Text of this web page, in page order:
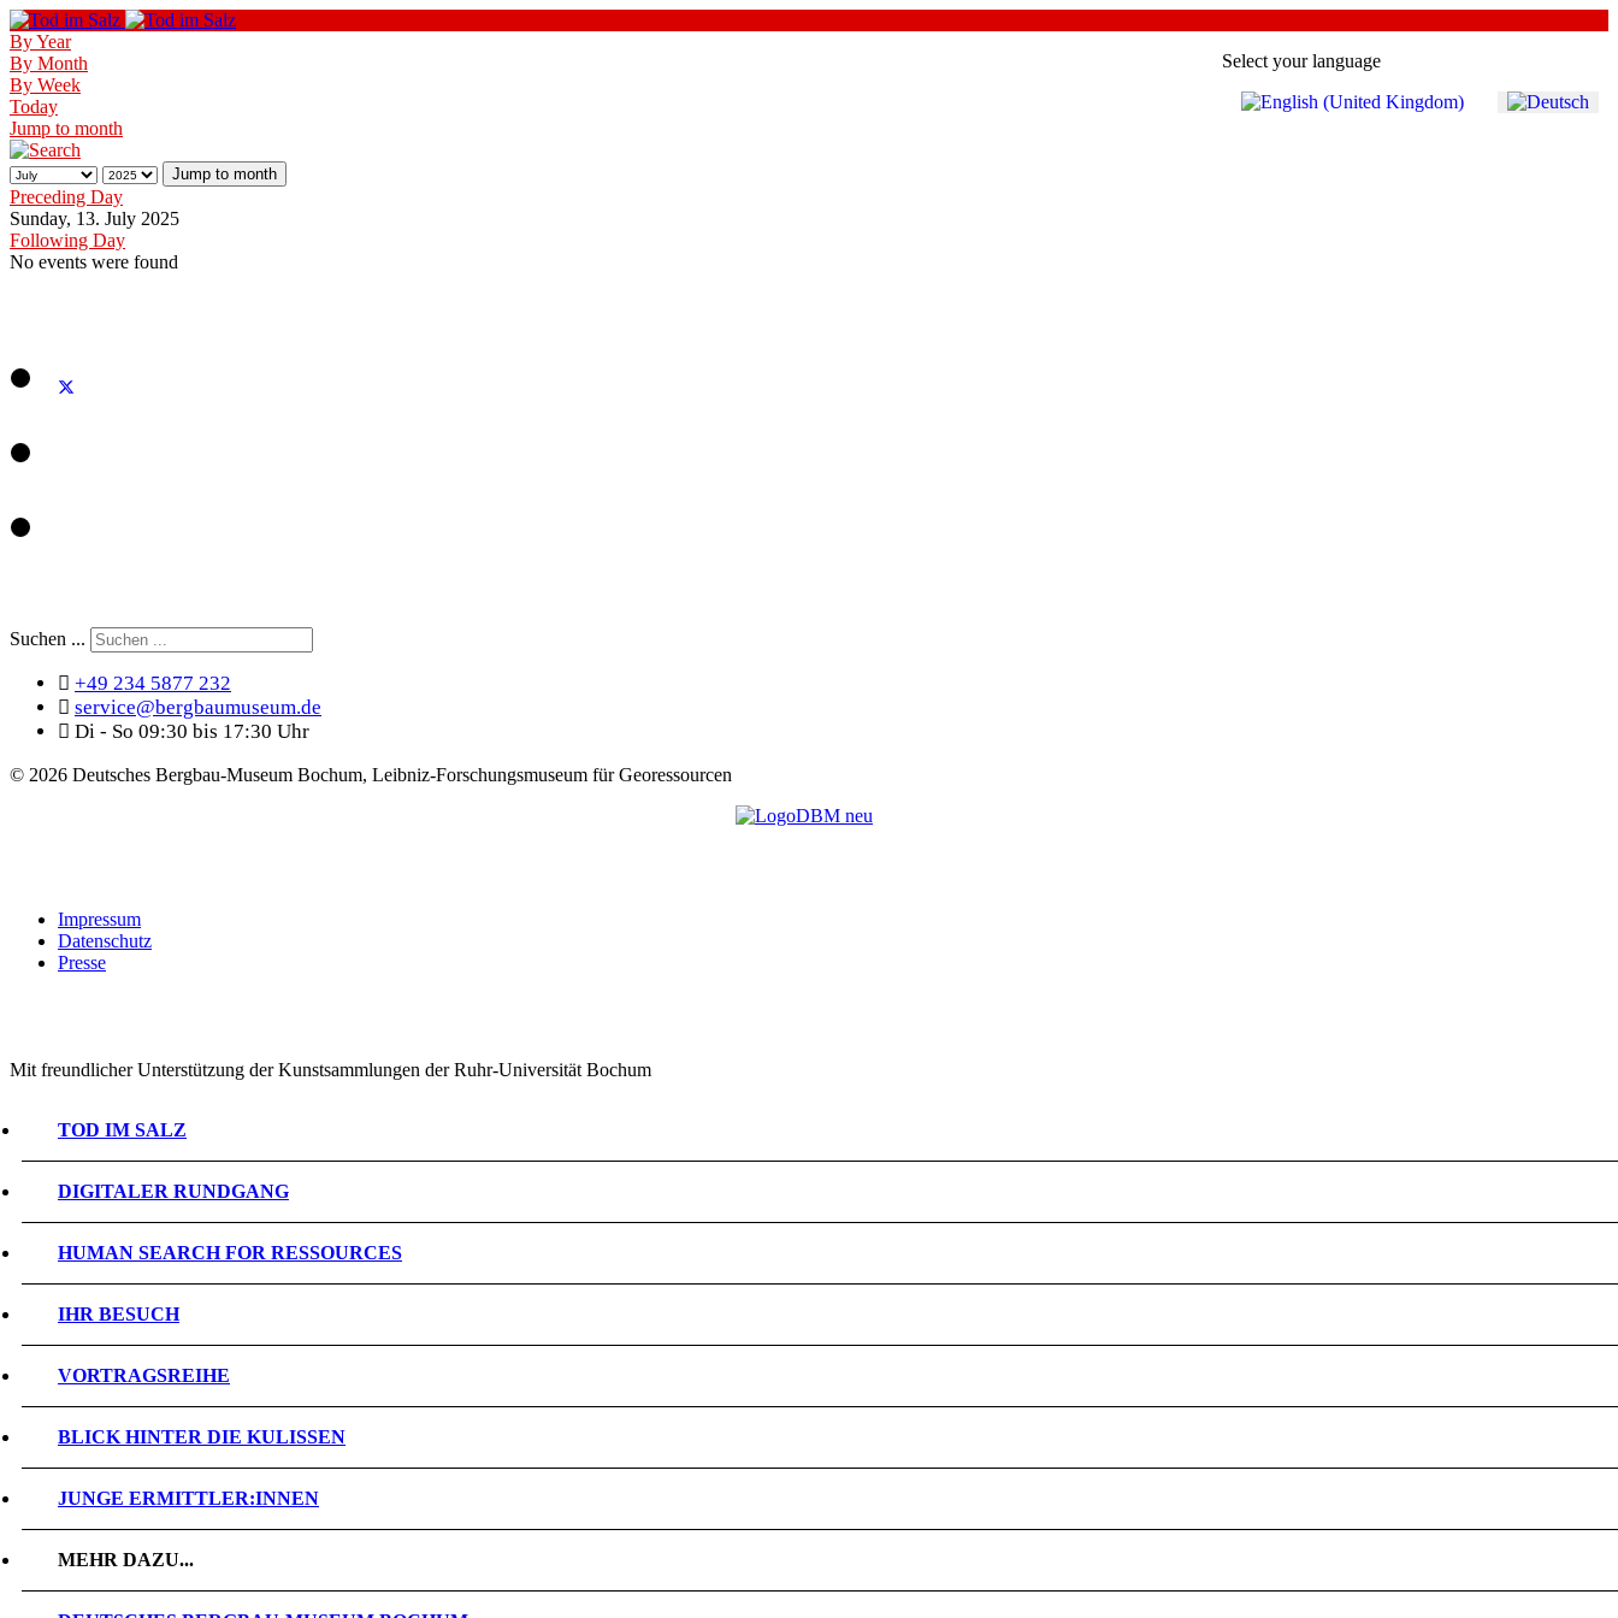
Select your language
By Year
By Month
By Week
Today
Jump to month
Jump to month
Preceding Day
Sunday, 13. July 2025
Following Day
No events were found
Suchen ...
+49 234 5877 232
service@bergbaumuseum.de
Di - So 09:30 bis 17:30 Uhr
© 2026 Deutsches Bergbau-Museum Bochum, Leibniz-Forschungsmuseum für Georessourcen
Impressum
Datenschutz
Presse
Mit freundlicher Unterstützung der Kunstsammlungen der Ruhr-Universität Bochum
TOD IM SALZ
DIGITALER RUNDGANG
HUMAN SEARCH FOR RESSOURCES
IHR BESUCH
VORTRAGSREIHE
BLICK HINTER DIE KULISSEN
JUNGE ERMITTLER:INNEN
MEHR DAZU...